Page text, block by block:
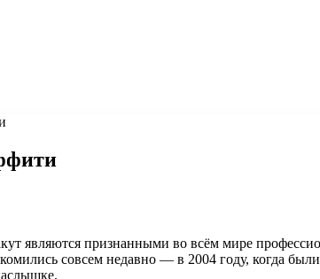
являются признанными во всём мире
совсем недавно — в 2004 году, когда